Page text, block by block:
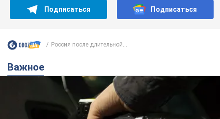
Подписаться Подписаться
Россия после длительной...
Важное